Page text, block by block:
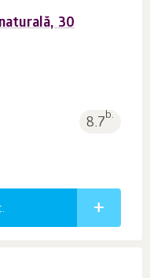
30
8.7b.